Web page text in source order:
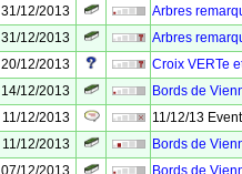
31/12/2013
Arbres
31/12/2013
Arbres
20/12/2013
Croix VERTe
14/12/2013
Bords de
11/12/2013
11/12/13
11/12/2013
Bords de
07/12/2013
Bords de